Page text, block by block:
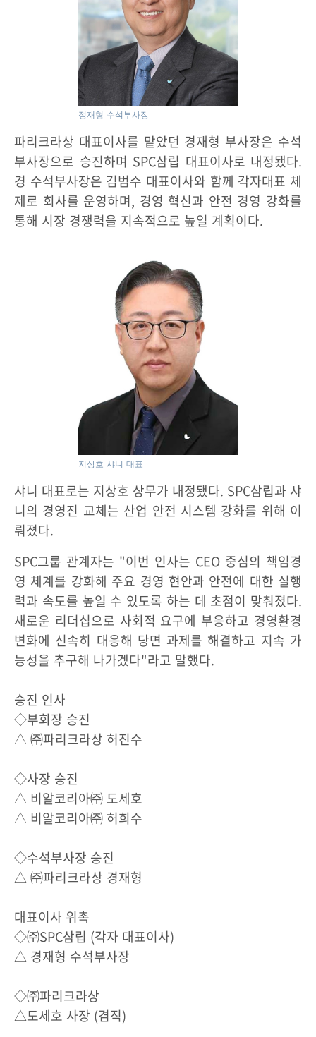
정재형 수석부사장
파리크라상 대표이사를 맡았던 경재형 부사장은 수석
부사장으로 승진하며 SPC삼립 대표이사로 내정됐다.
경 수석부사장은 김범수 대표이사와 함께 각자대표 체
제로 회사를 운영하며, 경영 혁신과 안전 경영 강화를
통해 시장 경쟁력을 지속적으로 높일 계획이다.
지상호 샤니 대표
샤니 대표로는 지상호 상무가 내정됐다. SPC삼립과 샤
니의 경영진 교체는 산업 안전 시스템 강화를 위해 이
뤄졌다.
SPC그룹 관계자는 "이번 인사는 CEO 중심의 책임경
영 체계를 강화해 주요 경영 현안과 안전에 대한 실행
력과 속도를 높일 수 있도록 하는 데 초점이 맞춰졌다.
새로운 리더십으로 사회적 요구에 부응하고 경영환경
변화에 신속히 대응해 당면 과제를 해결하고 지속 가
능성을 추구해 나가겠다"라고 말했다.
승진 인사
◇부회장 승진
△ ㈜파리크라상 허진수
◇사장 승진
△ 비알코리아㈜ 도세호
△ 비알코리아㈜ 허희수
◇수석부사장 승진
△ ㈜파리크라상 경재형
대표이사 위촉
◇㈜SPC삼립 (각자 대표이사)
△ 경재형 수석부사장
◇㈜파리크라상
△도세호 사장 (겸직)